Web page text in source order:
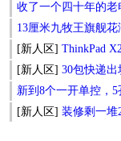
收了一个四十年的
13厘米九牧王旗舰
[新人区] ThinkPad
[新人区] 30包快递
新到8个一开单控，
[新人区] 装修剩一堆